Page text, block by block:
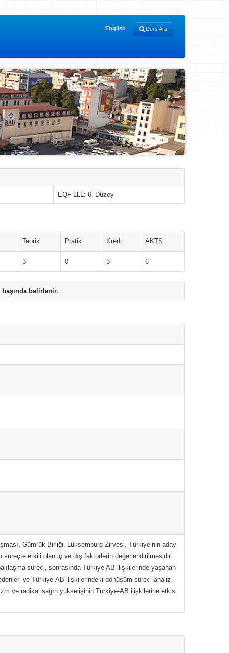
English Ders Ara
EQF-LLL: 6. Düzey
Teorik Pratik Kredi AKTS
3 0 3 6
belirlenir.
Gümrük Birliği, Lüksemburg Zirvesi, Türkiye’nin aday
etkili olan iç ve dış faktörlerin değerlendirilmesidir.
süreci, sonrasında Türkiye AB ilişkilerinde yaşanan
ve Türkiye-AB ilişkilerindeki dönüşüm süreci analiz
ve radikal sağın yükselişinin Türkiye-AB ilişkilerine etkisi